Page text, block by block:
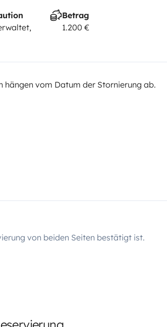
Betrag
1.200 €
hängen vom Datum der Stornierung ab.
von beiden Seiten bestätigt ist.